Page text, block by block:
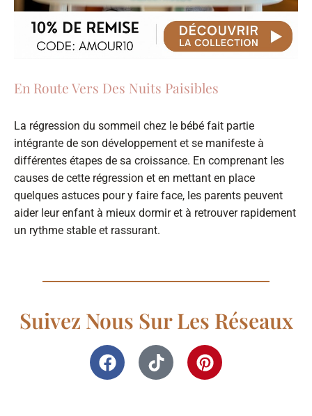
En Route Vers Des Nuits Paisibles
La régression du sommeil chez le bébé fait partie
intégrante de son développement et se manifeste à
différentes étapes de sa croissance. En comprenant les
causes de cette régression et en mettant en place
quelques astuces pour y faire face, les parents peuvent
aider leur enfant à mieux dormir et à retrouver rapidement
un rythme stable et rassurant.
Suivez Nous Sur Les Réseaux